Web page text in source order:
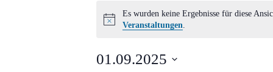
Hinweis
Es wurden keine Ergebnisse für diese
Veranstaltungen.
01.09.2025